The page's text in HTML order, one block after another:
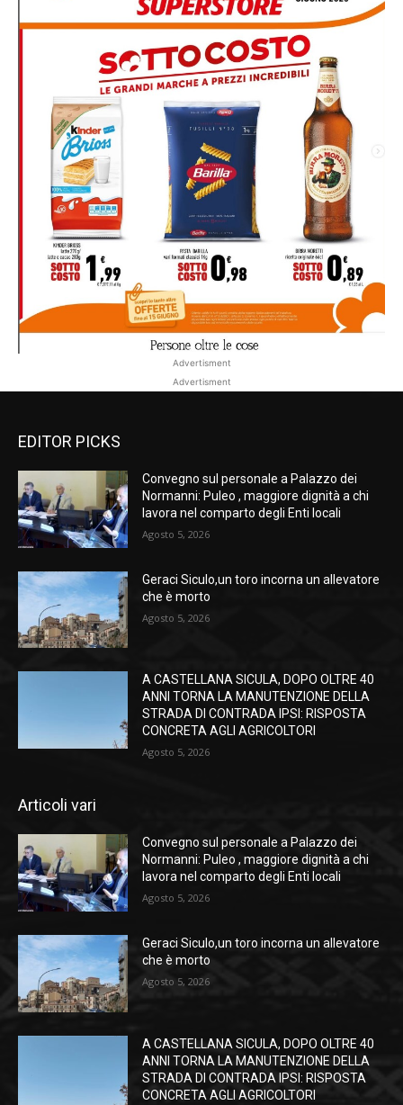
Advertisment
Advertisment
EDITOR PICKS
Convegno sul personale a Palazzo dei
Normanni: Puleo , maggiore dignità a chi
lavora nel comparto degli Enti locali
Agosto 5, 2026
Geraci Siculo,un toro incorna un allevatore
che è morto
Agosto 5, 2026
A CASTELLANA SICULA, DOPO OLTRE 40
ANNI TORNA LA MANUTENZIONE DELLA
STRADA DI CONTRADA IPSI: RISPOSTA
CONCRETA AGLI AGRICOLTORI
Agosto 5, 2026
Articoli vari
Convegno sul personale a Palazzo dei
Normanni: Puleo , maggiore dignità a chi
lavora nel comparto degli Enti locali
Agosto 5, 2026
Geraci Siculo,un toro incorna un allevatore
che è morto
Agosto 5, 2026
A CASTELLANA SICULA, DOPO OLTRE 40
ANNI TORNA LA MANUTENZIONE DELLA
STRADA DI CONTRADA IPSI: RISPOSTA
CONCRETA AGLI AGRICOLTORI